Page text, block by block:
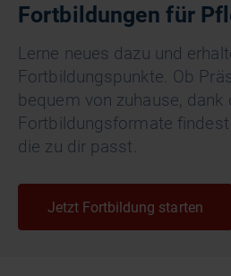
Fortbildungen für
Lerne neues dazu und
Fortbildungspunkte. Ob
bequem von zuhause, dank
Fortbildungsformate
die zu dir passt.
Jetzt Fortbildung starten